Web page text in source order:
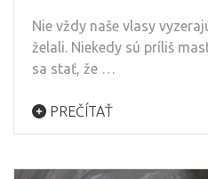
Nie vždy naše vlasy
želali. Niekedy sú príliš
sa stať, že …
PREČÍTAŤ